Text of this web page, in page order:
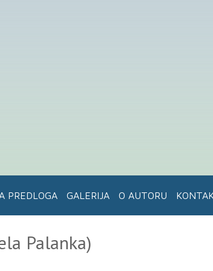
PREDLOGA GALERIJA O AUTORU
Palanka)